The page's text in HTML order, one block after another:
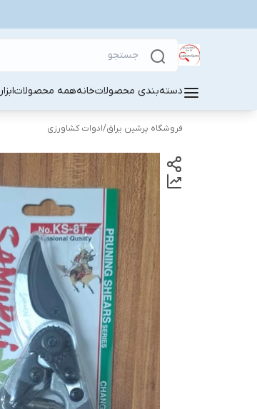
دسته‌بندی محصولاتخانههمه محصولاتابزار
فروشگاه پرشین یراق/ادوات کشاورزی